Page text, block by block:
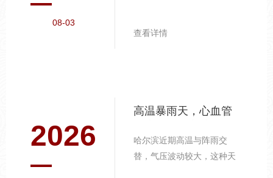
08-03
习惯，尤其在饭前便后、外
水和肥皂，按照"七步洗手
法"揉搓至少2...
查看详情
2026
高温暴雨天，心血管
哈尔滨近期高温与阵雨交
替，气压波动较大，这种天